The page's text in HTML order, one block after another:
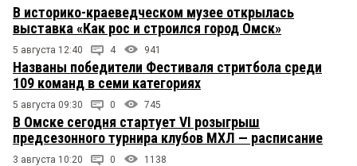
В историко-краеведческом музее открылась
выставка «Как рос и строился город Омск»
5 августа 12:40 4 941
Названы победители Фестиваля стритбола среди
109 команд в семи категориях
5 августа 09:30 0 745
В Омске сегодня стартует VI розыгрыш
предсезонного турнира клубов МХЛ — расписание
3 августа 10:20 0 1138